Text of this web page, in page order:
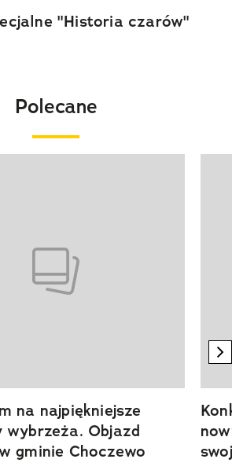
"Historia czarów"
Polecane
na najpiękniejsze
wybrzeża. Objazd
gminie Choczewo